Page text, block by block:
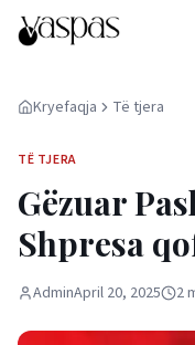
Kryefaqja Të tjera
TË TJERA
Gëzuar
Shpresa
AdminApril 20, 2025 2